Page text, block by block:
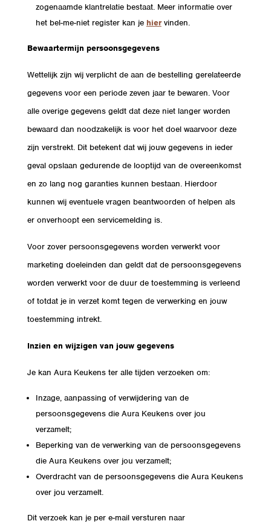
zogenaamde klantrelatie bestaat. Meer informatie over
het bel-me-niet register kan je hiervinden.
Bewaartermijn persoonsgegevens
Wettelijk zijn wij verplicht de aan de bestelling gerelateerde
gegevens voor een periode zeven jaar te bewaren. Voor
alle overige gegevens geldt dat deze niet langer worden
bewaard dan noodzakelijk is voor het doel waarvoor deze
zijn verstrekt. Dit betekent dat wij jouw gegevens in ieder
geval opslaan gedurende de looptijd van de overeenkomst
en zo lang nog garanties kunnen bestaan. Hierdoor
kunnen wij eventuele vragen beantwoorden of helpen als
er onverhoopt een servicemelding is.
Voor zover persoonsgegevens worden verwerkt voor
marketing doeleinden dan geldt dat de persoonsgegevens
worden verwerkt voor de duur de toestemming is verleend
of totdat je in verzet komt tegen de verwerking en jouw
toestemming intrekt.
Inzien en wijzigen van jouw gegevens
Je kan Aura Keukens ter alle tijden verzoeken om:
Inzage, aanpassing of verwijdering van de
persoonsgegevens die Aura Keukens over jou
verzamelt;
Beperking van de verwerking van de persoonsgegevens
die Aura Keukens over jou verzamelt;
Overdracht van de persoonsgegevens die Aura Keukens
over jou verzamelt.
Dit verzoek kan je per e-mail versturen naar